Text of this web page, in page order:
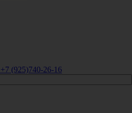
+7 (925)740-26-16